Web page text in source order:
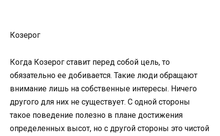
Козерог
Когда Козерог ставит перед собой цель, то
обязательно ее добивается. Такие люди обращают
внимание лишь на собственные интересы. Ничего
другого для них не существует. С одной стороны
такое поведение полезно в плане достижения
определенных высот, но с другой стороны это чистой